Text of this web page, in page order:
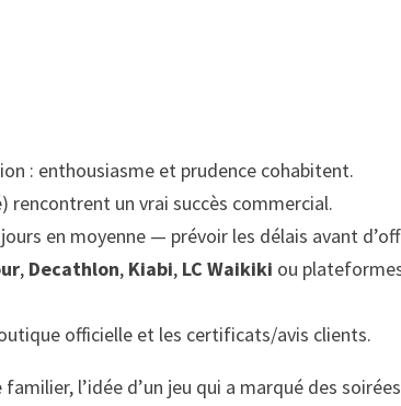
: enthousiasme et prudence cohabitent.
rencontrent un vrai succès commercial.
en moyenne — prévoir les délais avant
, Decathlon, Kiabi, LC Waikiki ou
officielle et les certificats/avis clients.
l’idée d’un jeu qui a marqué des